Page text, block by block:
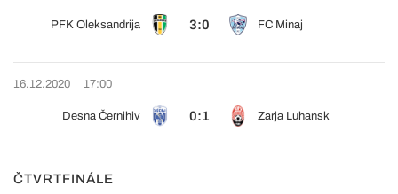
PFK Oleksandrija 3:0 FC Minaj
16.12.2020 17:00
Desna Černihiv 0:1 Zarja Luhansk
ČTVRTFINÁLE